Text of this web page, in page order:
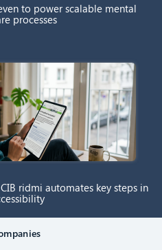
to power scalable mental
processes
ridmi automates key steps in